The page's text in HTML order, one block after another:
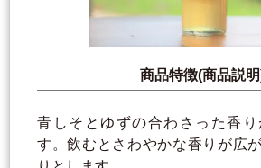
商品特徴(商品説
青しそとゆずの合わさった香
す。飲むとさわやかな香りが広